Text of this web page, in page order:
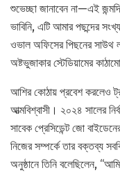
শুভেচ্ছা জানাবেন না—এই
ভাবিনি, এটি আমার পছন্দের
ওভাল অফিসের পিছনের সাউথ
অষ্টভুজাকার স্টেডিয়ামের
আশির কোঠায় প্রবেশ করলেও
আত্মবিশ্বাসী। ২০২৪ সালের
সাবেক প্রেসিডেন্ট জো
নিজের সম্পর্কে তার বক্তব্য
অনুষ্ঠানে তিনি বলেছিলেন,